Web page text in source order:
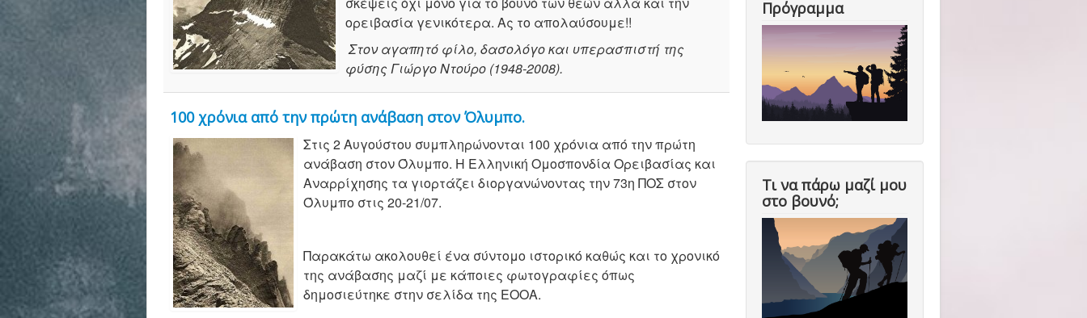
ορειβασία γενικότερα. Ας το απολαύσουμε!!
Στον αγαπητό φίλο, δασολόγο και υπερασπιστή της
φύσης Γιώργο Ντούρο (1948-2008).
100 χρόνια από την πρώτη ανάβαση στον Όλυμπο.
Στις 2 Αυγούστου συμπληρώνονται 100 χρόνια από την πρώτη
ανάβαση στον Όλυμπο. Η Ελληνική Ομοσπονδία Ορειβασίας και
Αναρρίχησης τα γιορτάζει διοργανώνοντας την 73η ΠΟΣ στον
Όλυμπο στις 20-21/07.
Παρακάτω ακολουθεί ένα σύντομο ιστορικό καθώς και το χρονικό
της ανάβασης μαζί με κάποιες φωτογραφίες όπως
δημοσιεύτηκε στην σελίδα της ΕΟΟΑ.
Πρόγραμμα
Τι να πάρω μαζί μου
στο βουνό;